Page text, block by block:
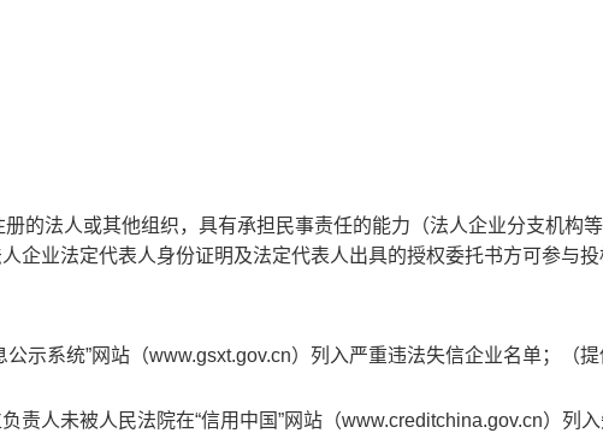
的法人或其他组织，具有承担民事责任的能力（法人企业分支机构
企业法定代表人身份证明及法定代表人出具的授权委托书方可参与
示系统”网站（www.gsxt.gov.cn）列入严重违法失信企业名单；（
责人未被人民法院在“信用中国”网站（www.creditchina.gov.cn）列